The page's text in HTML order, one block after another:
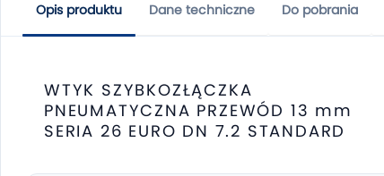
Opis produktu Dane techniczne Do pobrania
WTYK SZYBKOZŁĄCZKA
PNEUMATYCZNA PRZEWÓD 13 mm
SERIA 26 EURO DN 7.2 STANDARD